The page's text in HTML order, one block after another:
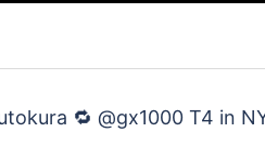
🔁 @gx1000 T4 in